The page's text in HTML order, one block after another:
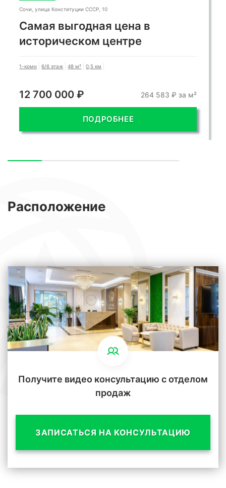
Сочи, улица Конституции СССР, 10
Самая выгодная цена в
историческом центре
1-комн 6/6 этаж 48 м² 0,5 км
12 700 000 ₽ 264 583 ₽ за м²
ПОДРОБНЕЕ
Расположение
Получите видео консультацию с отделом
продаж
ЗАПИСАТЬСЯ НА КОНСУЛЬТАЦИЮ